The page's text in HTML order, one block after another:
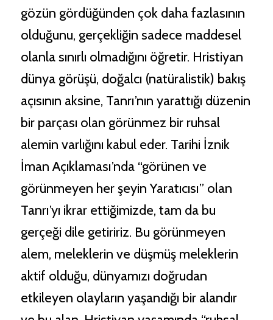
gözün gördüğünden çok daha fazlasının
olduğunu, gerçekliğin sadece maddesel
olanla sınırlı olmadığını öğretir. Hristiyan
dünya görüşü, doğalcı (natüralistik) bakış
açısının aksine, Tanrı’nın yarattığı düzenin
bir parçası olan görünmez bir ruhsal
alemin varlığını kabul eder. Tarihi İznik
İman Açıklaması’nda “görünen ve
görünmeyen her şeyin Yaratıcısı” olan
Tanrı’yı ikrar ettiğimizde, tam da bu
gerçeği dile getiririz. Bu görünmeyen
alem, meleklerin ve düşmüş meleklerin
aktif olduğu, dünyamızı doğrudan
etkileyen olayların yaşandığı bir alandır
Sohbete Başla
Devam etmek için lütfen bilgilerinizi giriniz.
Adınız Soyadınız *
E-posta Adresiniz *
Telefon Numaranız (Opsiyonel)
Sohbeti Başlat